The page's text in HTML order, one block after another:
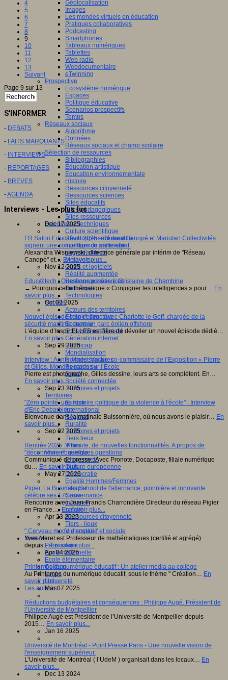
Géolocalisation
Images
Les mondes virtuels en éducation
Pratiques collaboratives
Podcasting
Smartphones
Tableaux numériques
Tablettes
Web radio
Webdocumentaire
eTwinning
Prospective
Ecosystème numérique
Espaces
Politique éducative
Scénarios prospectifs
Temps
Réseaux sociaux
Algorithme
Données
Réseaux sociaux et champ scolaire
Sélection de ressources
Bibliographies
Education artistique
Education environnementale
Histoire
Ressources citoyenneté
Ressources sciences
Sites éducatifs
Sites pédagogiques
Sites ressources
Sciences et techniques
Culture scientifique
Développement durable
Intelligence artificielle
Logiciels libres
Métavers
Outils et logiciels
Réalité augmentée
Ressources sciences
Robotique
Technologies
Société
Acteurs des territoires
Ecole et structure
Economie
Ecosystème éducatif
Génération internet
Handicap
Mondialisation
Normes scolaires
Regards sur l’Ecole
Santé
Société connectée
Territoires et projets
Territoires
Europe
International
Régions
Ruralité
Territoires et projets
Tiers lieux
Villes
Vivre ensemble
Citoyenneté
Culture européenne
Démocratie
Egalité Hommes/Femmes
Ethique
Gouvernance
Inclusion
Laïcité
Ressources citoyenneté
Tiers - lieux
Vie scolaire et sociale
Niveaux
Périscolaire
Ecole maternelle
Ecole élémentaire
Collège
Lycée
Université
Les auteurs
4
5
6
7
8
9
10
11
12
13
Suivant
Page 9 sur 13
S'INFORMER
- DEBATS
- FAITS MARQUANTS
- INTERVIEWS
- REPORTAGES
- BREVES
-AGENDA
Interviews - Les plus lus
Dec 17 2025
FR Salon Educatech 2025 - Réseau Canopé et Manutan Collectivités
signent une convention de partenariat.
Alexandra Wisniewski, directrice générale par intérim de "Réseau
Canopé" et… En savoir plus...
Nov 12 2025
Educ@tech : Questions posées à Ghislaine de Chambine
→ Pourquoi cette thématique « Conjuguer les intelligences » pour… En
savoir plus...
Oct 02 2025
Nouvel épisode Inspir'elles - Avec Charlotte le Goff, chargée de la
sécurité maritime dans un parc éolien offshore
L’équipe d’Inspir’ELLES est fière de dévoiler un nouvel épisode dédié…
En savoir plus...
Sep 29 2025
Interview : Annie Madet-Vache, co-commissaire de l’Exposition « Pierre
et Gilles, Mondes marins »
Pierre est photographe, Gilles dessine, leurs arts se complètent. En…
En savoir plus...
Sep 23 2025
"Zéro pointé, une histoire politique de la violence à l'école" : Interview
d'Eric Debarbieux
Bienvenue dans la matinale Buissonnière, où nous avons le plaisir… En
savoir plus...
Sep 02 2025
Rentrée 2025 : Pronote, de nouvelles fonctionnalités. A propos de
"déconnexion", quelques questions
Communiqué de presse : Avec Pronote, Docaposte, filiale numérique
du… En savoir plus...
May 27 2025
Pigier, La Business School de l'alternance, pionnière et innovante
célèbre ses 175 ans
Rencontre avec Jean-Francis Charrondière Directeur du réseau Pigier
en France.… En savoir plus...
Apr 23 2025
" Cerveau mode d'emploi "
Yves Meret est Professeur de mathématiques (certifié et agrégé)
depuis…En savoir plus...
Apr 04 2025
Printemps du numérique éducatif : Un atelier média au collège
Au Printemps du numérique éducatif, sous le thème " Création… En
savoir plus...
Mar 07 2025
Réductions budgétaires et conséquences : Philippe Augé, Président de
l’Université de Montpellier
Philippe Augé est Président de l’Université de Montpellier depuis
2015… En savoir plus...
Jan 16 2025
Université de Montréal - Point Presse Paris - Une nouvelle vision de
l'enseignement supérieur.
L’Université de Montréal ( l’UdeM ) organisait dans les locaux… En
savoir plus...
Dec 13 2024